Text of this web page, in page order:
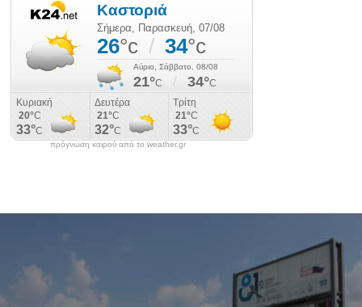
πρόγνωση καιρού από το weather.gr